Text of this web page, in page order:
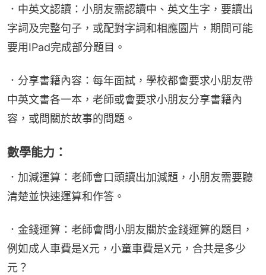
．中英文認讀：小朋友需認讀中、英文生字，要讀出
字詞及完整句子，或配對字詞和相應圖片，期間可能
要用IPad完成部分題目。
．分享書籍內容：每年面試，學校都會要求小朋友帶
中英文書各一本，老師或會要求小朋友分享書籍內
容，或問關於故事的問題。
數學能力：
．加減運算：老師會口頭讀出加減題，小朋友需要聽
清楚並快速運算和作答。
．金錢運算：老師會問小朋友關於金錢運算的題目，
例如成人車費是X元，小童車費是X元，合共是多少
元？